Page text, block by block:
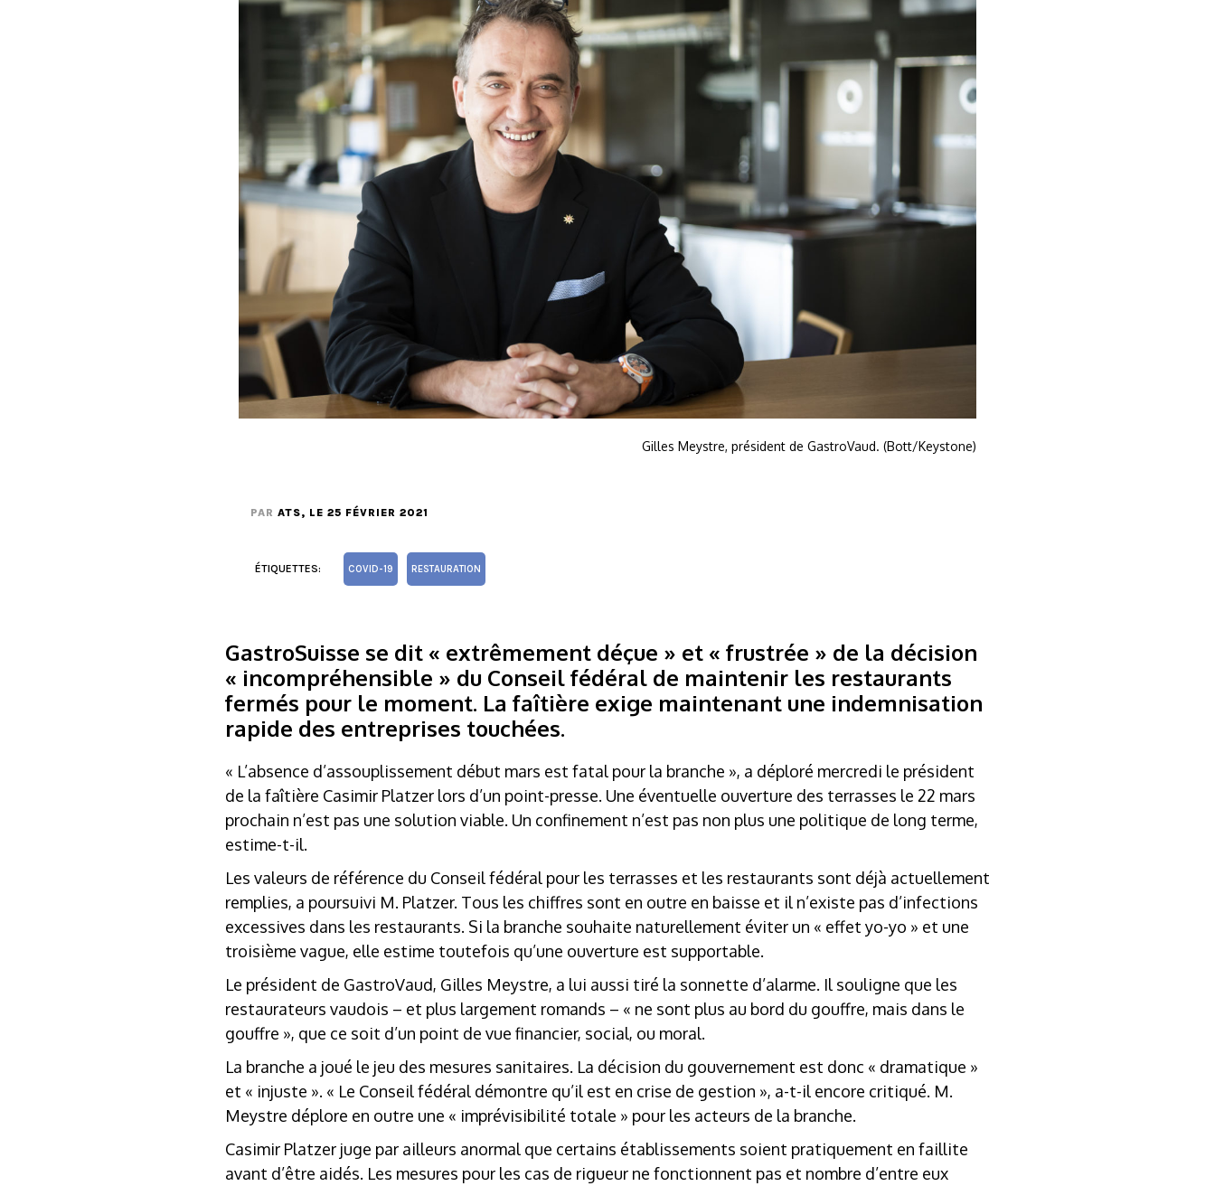
Gilles Meystre, président de GastroVaud. (Bott/Keystone)
PAR ATS, LE 25 FÉVRIER 2021
ÉTIQUETTES: COVID-19 RESTAURATION
GastroSuisse se dit « extrêmement déçue » et « frustrée » de la décision
« incompréhensible » du Conseil fédéral de maintenir les restaurants
fermés pour le moment. La faîtière exige maintenant une indemnisation
rapide des entreprises touchées.
« L’absence d’assouplissement début mars est fatal pour la branche », a déploré mercredi le président
de la faîtière Casimir Platzer lors d’un point-presse. Une éventuelle ouverture des terrasses le 22 mars
prochain n’est pas une solution viable. Un confinement n’est pas non plus une politique de long terme,
estime-t-il.
Les valeurs de référence du Conseil fédéral pour les terrasses et les restaurants sont déjà actuellement
remplies, a poursuivi M. Platzer. Tous les chiffres sont en outre en baisse et il n’existe pas d’infections
excessives dans les restaurants. Si la branche souhaite naturellement éviter un « effet yo-yo » et une
troisième vague, elle estime toutefois qu’une ouverture est supportable.
Le président de GastroVaud, Gilles Meystre, a lui aussi tiré la sonnette d’alarme. Il souligne que les
restaurateurs vaudois – et plus largement romands – « ne sont plus au bord du gouffre, mais dans le
gouffre », que ce soit d’un point de vue financier, social, ou moral.
La branche a joué le jeu des mesures sanitaires. La décision du gouvernement est donc « dramatique »
et « injuste ». « Le Conseil fédéral démontre qu’il est en crise de gestion », a-t-il encore critiqué. M.
Meystre déplore en outre une « imprévisibilité totale » pour les acteurs de la branche.
Casimir Platzer juge par ailleurs anormal que certains établissements soient pratiquement en faillite
avant d’être aidés. Les mesures pour les cas de rigueur ne fonctionnent pas et nombre d’entre eux